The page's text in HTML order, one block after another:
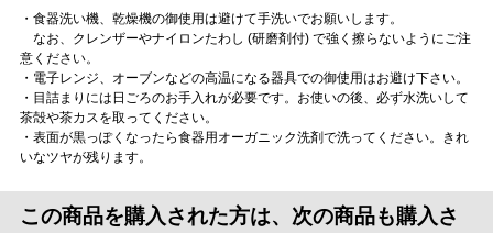
・食器洗い機、乾燥機の御使用は避けて手洗いでお願いします。
なお、クレンザーやナイロンたわし (研磨剤付) で強く擦らないようにご注
意ください。
・電子レンジ、オーブンなどの高温になる器具での御使用はお避け下さい。
・目詰まりには日ごろのお手入れが必要です。お使いの後、必ず水洗いして
茶殻や茶カスを取ってください。
・表面が黒っぽくなったら食器用オーガニック洗剤で洗ってください。きれ
いなツヤが残ります。
この商品を購入された方は、次の商品も購入さ